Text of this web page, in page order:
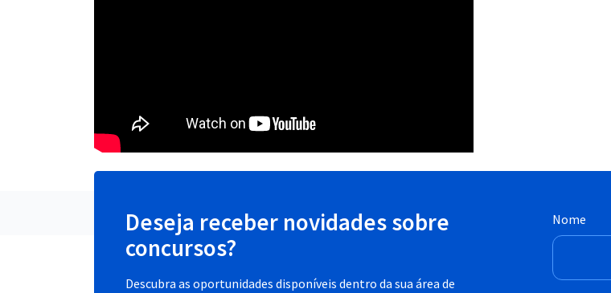
Deseja receber novidades sobre
concursos?
Descubra as oportunidades disponíveis dentro da sua área de
Nome